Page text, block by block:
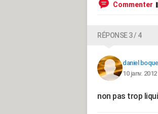
Commenter
RÉPONSE 3 / 4
daniel
10 janv.
non pas trop